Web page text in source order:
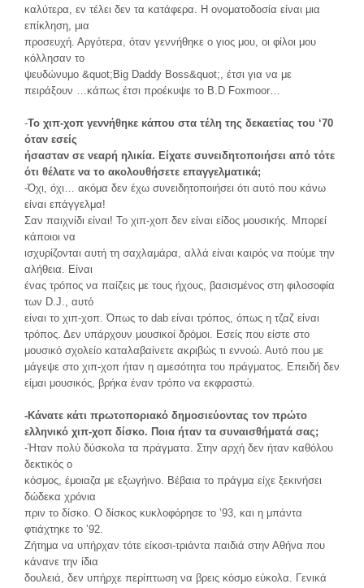
καλύτερα, εν τέλει δεν τα κατάφερα. Η ονοματοδοσία είναι μια
επίκληση, μια
προσευχή. Αργότερα, όταν γεννήθηκε ο γιος μου, οι φίλοι μου
κόλλησαν το
ψευδώνυμο &quot;Big Daddy Boss&quot;, έτσι για να με
πειράξουν …κάπως έτσι προέκυψε το B.D Foxmoor…
-Το χιπ-χοπ γεννήθηκε κάπου στα τέλη της δεκαετίας του ‘70
όταν εσείς
ήσασταν σε νεαρή ηλικία. Είχατε συνειδητοποιήσει από τότε
ότι θέλατε να το ακολουθήσετε επαγγελματικά;
-Όχι, όχι… ακόμα δεν έχω συνειδητοποιήσει ότι αυτό που κάνω
είναι επάγγελμα!
Σαν παιχνίδι είναι! Το χιπ-χοπ δεν είναι είδος μουσικής. Μπορεί
κάποιοι να
ισχυρίζονται αυτή τη σαχλαμάρα, αλλά είναι καιρός να πούμε την
αλήθεια. Είναι
ένας τρόπος να παίζεις με τους ήχους, βασισμένος στη φιλοσοφία
των D.J., αυτό
είναι το χιπ-χοπ. Όπως το dab είναι τρόπος, όπως η τζαζ είναι
τρόπος. Δεν υπάρχουν μουσικοί δρόμοι. Εσείς που είστε στο
μουσικό σχολείο καταλαβαίνετε ακριβώς τι εννοώ. Αυτό που με
μάγεψε στο χιπ-χοπ ήταν η αμεσότητα του πράγματος. Επειδή δεν
είμαι μουσικός, βρήκα έναν τρόπο να εκφραστώ.
-Κάνατε κάτι πρωτοποριακό δημοσιεύοντας τον πρώτο
ελληνικό χιπ-χοπ δίσκο. Ποια ήταν τα συναισθήματά σας;
-Ήταν πολύ δύσκολα τα πράγματα. Στην αρχή δεν ήταν καθόλου
δεκτικός ο
κόσμος, έμοιαζα με εξωγήινο. Βέβαια το πράγμα είχε ξεκινήσει
δώδεκα χρόνια
πριν το δίσκο. Ο δίσκος κυκλοφόρησε το ’93, και η μπάντα
φτιάχτηκε το ’92.
Ζήτημα να υπήρχαν τότε είκοσι-τριάντα παιδιά στην Αθήνα που
κάνανε την ίδια
δουλειά, δεν υπήρχε περίπτωση να βρεις κόσμο εύκολα. Γενικά